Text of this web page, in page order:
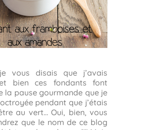
vous disais que j’avais
bien ces fondants font
la pause gourmande que je
pendant que j’étais
au vert… Oui, bien, vous
que le nom de ce blog